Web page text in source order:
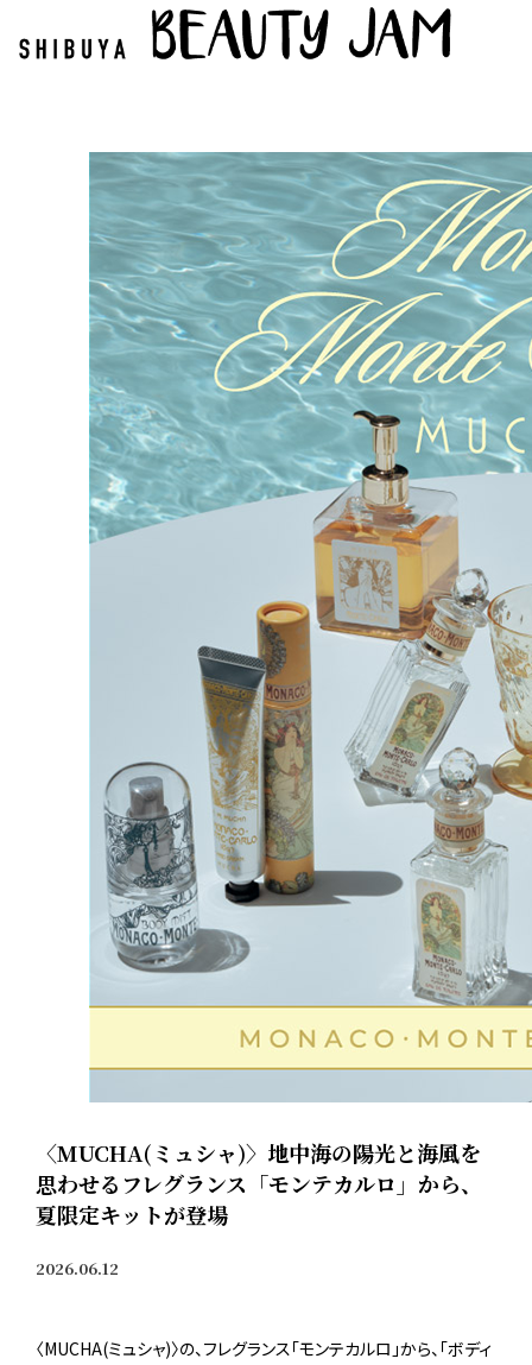
〈MUCHA(ミュシャ)〉地中海の陽光と海風を
思わせるフレグランス「モンテカルロ」から、
夏限定キットが登場
2026.06.12
〈MUCHA(ミュシャ)〉の、フレグランス「モンテカルロ」から、「ボディ